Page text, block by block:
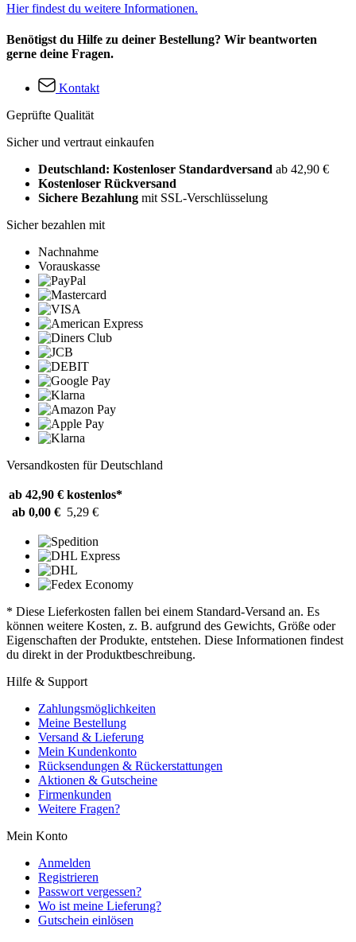
Hier findest du weitere Informationen.
Benötigst du Hilfe zu deiner Bestellung? Wir beantworten
gerne deine Fragen.
Kontakt
Geprüfte Qualität
Sicher und vertraut einkaufen
Deutschland: Kostenloser Standardversand ab 42,90 €
Kostenloser Rückversand
Sichere Bezahlung mit SSL-Verschlüsselung
Sicher bezahlen mit
Nachnahme
Vorauskasse
Versandkosten für Deutschland
ab 42,90 € kostenlos*
ab 0,00 € 5,29 €
* Diese Lieferkosten fallen bei einem Standard-Versand an. Es
können weitere Kosten, z. B. aufgrund des Gewichts, Größe oder
Eigenschaften der Produkte, entstehen. Diese Informationen findest
du direkt in der Produktbeschreibung.
Hilfe & Support
Zahlungsmöglichkeiten
Meine Bestellung
Versand & Lieferung
Mein Kundenkonto
Rücksendungen & Rückerstattungen
Aktionen & Gutscheine
Firmenkunden
Weitere Fragen?
Mein Konto
Anmelden
Registrieren
Passwort vergessen?
Wo ist meine Lieferung?
Gutschein einlösen